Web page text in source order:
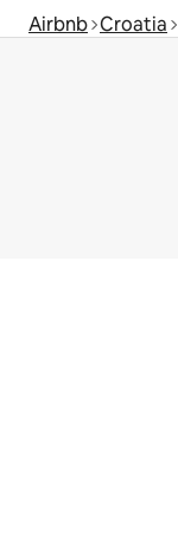
Airbnb Croatia